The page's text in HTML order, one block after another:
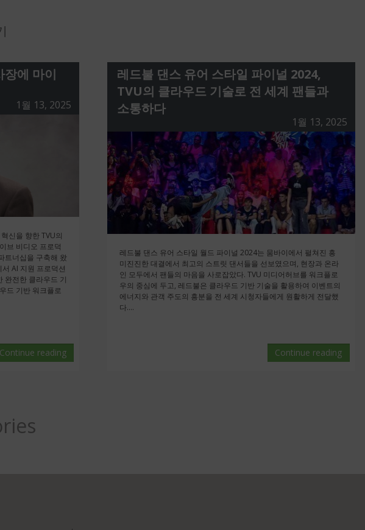
에 마이
1월 13, 2025
신을 향한 TVU의
브 비디오 프로덕
트너십을 구축해 왔
AI 지원 프로덕션
완전한 클라우드 기
드 기반 워크플로
Continue reading
레드불 댄스 유어 스타일 파이널 2024,
TVU의 클라우드 기술로 전 세계 팬들과
소통하다
1월 13, 2025
레드불 댄스 유어 스타일 월드 파이널 2024는 뭄바이에서 펼쳐진 흥
미진진한 대결에서 최고의 스트릿 댄서들을 선보였으며, 현장과 온라
인 모두에서 팬들의 마음을 사로잡았다. TVU 미디어허브를 워크플로
우의 중심에 두고, 레드불은 클라우드 기반 기술을 활용하여 이벤트의
에너지와 관객 주도의 흥분을 전 세계 시청자들에게 원활하게 전달했
다....
Continue reading